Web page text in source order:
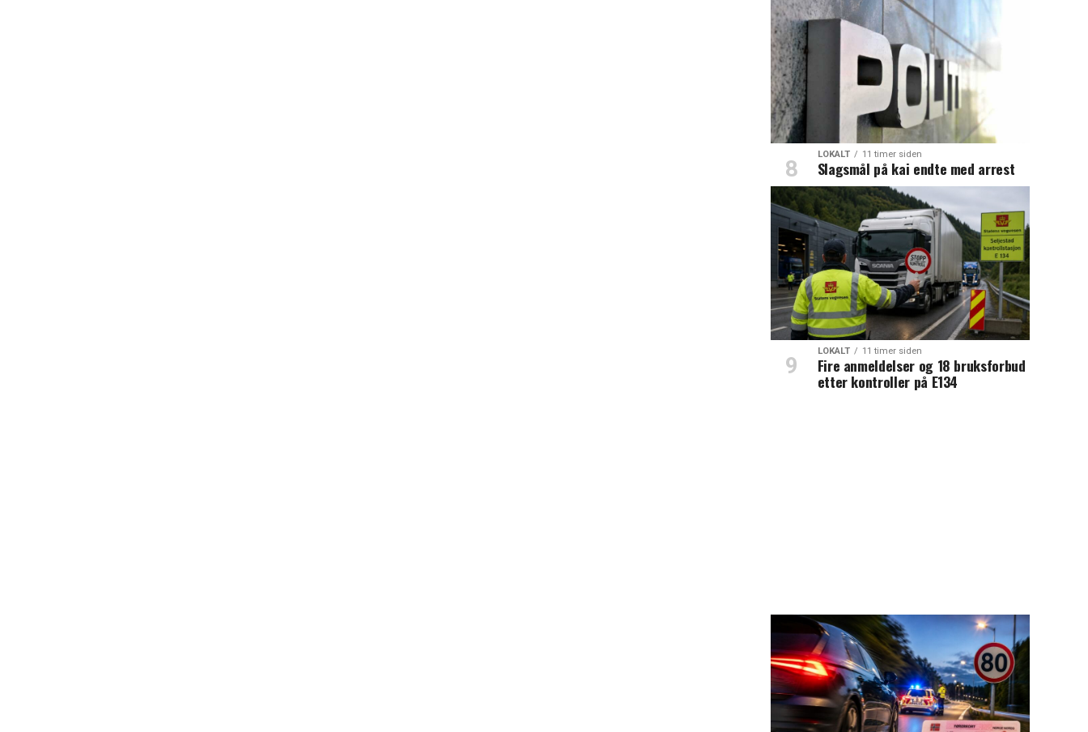
LOKALT 11 timer siden
Slagsmål på kai endte med arrest
LOKALT 11 timer siden
Fire anmeldelser og 18 bruksforbud
etter kontroller på E134